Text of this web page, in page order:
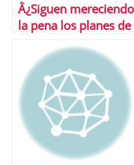
Â¿Siguen mereciendo
la pena los planes de